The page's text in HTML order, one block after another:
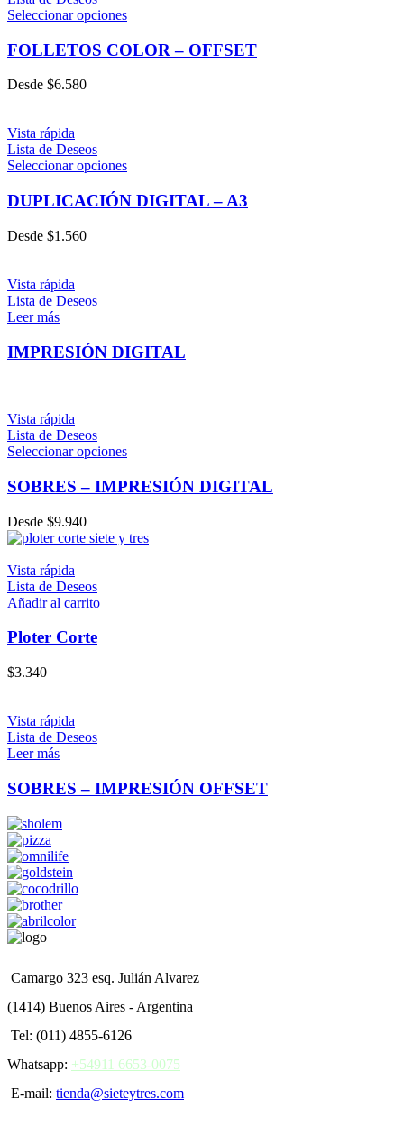
Seleccionar opciones
FOLLETOS COLOR – OFFSET
Desde $6.580
Vista rápida
Lista de Deseos
Seleccionar opciones
DUPLICACIÓN DIGITAL – A3
Desde $1.560
Vista rápida
Lista de Deseos
Leer más
IMPRESIÓN DIGITAL
Vista rápida
Lista de Deseos
Seleccionar opciones
SOBRES – IMPRESIÓN DIGITAL
Desde $9.940
Vista rápida
Lista de Deseos
Añadir al carrito
Ploter Corte
$3.340
Vista rápida
Lista de Deseos
Leer más
SOBRES – IMPRESIÓN OFFSET
Camargo 323 esq. Julián Alvarez
(1414) Buenos Aires - Argentina
Tel: (011) 4855-6126
Whatsapp: +54911 6653-0075
E-mail: tienda@sieteytres.com